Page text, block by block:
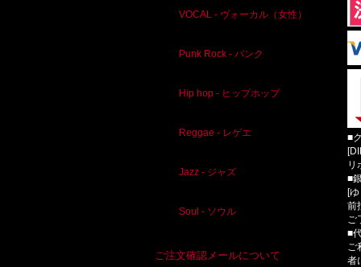
■
リ
■
[
前
ご
■
ご
者
VOCAL - ヴォーカル（女性）
Punk Rock - パンク
Hip hop - ヒップホップ
Reggae - レゲエ
Jazz - ジャズ
Soul - ソウル
ご注文確認メールについて